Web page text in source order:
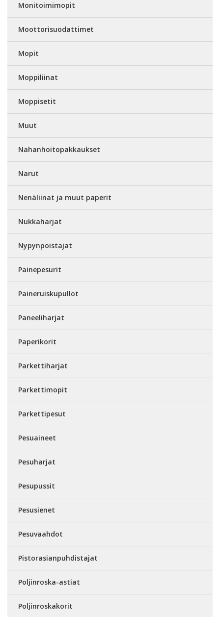
Monitoimimopit
Moottorisuodattimet
Mopit
Moppiliinat
Moppisetit
Muut
Nahanhoitopakkaukset
Narut
Nenäliinat ja muut paperit
Nukkaharjat
Nypynpoistajat
Painepesurit
Paineruiskupullot
Paneeliharjat
Paperikorit
Parkettiharjat
Parkettimopit
Parkettipesut
Pesuaineet
Pesuharjat
Pesupussit
Pesusienet
Pesuvaahdot
Pistorasianpuhdistajat
Poljinroska-astiat
Poljinroskakorit